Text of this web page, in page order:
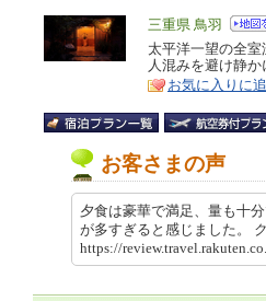
エ
リ
ア
三重県 鳥羽
特
徴
太平洋一望の全
人混みを避け静
お気に入りに
お客さまの声
夕食は豪華で満足、量も十
が多すぎると感じました。
https://